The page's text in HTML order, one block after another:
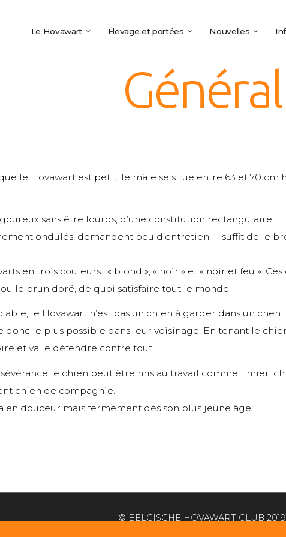
Le Hovawart Élevage et portées Nouvelles
Général
le Hovawart est petit, le mâle se situe entre 63 et 70
sans être lourds, d’une constitution rectangulaire.
ondulés, demandent peu d’entretien. Il suffit de le
en trois couleurs : « blond », « noir » et « noir et feu ».
le brun doré, de quoi satisfaire tout le monde.
le Hovawart n’est pas un chien à garder dans un
le plus possible dans leur voisinage. En tenant le
et va le défendre contre tout.
le chien peut être mis au travail comme limier,
chien de compagnie.
en douceur mais fermement dès son plus jeune âge.
© BELGISCHE HOVAWART CLUB 2019